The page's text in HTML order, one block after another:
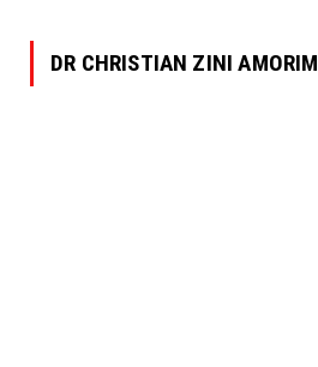
DR CHRISTIAN ZINI AMORIM